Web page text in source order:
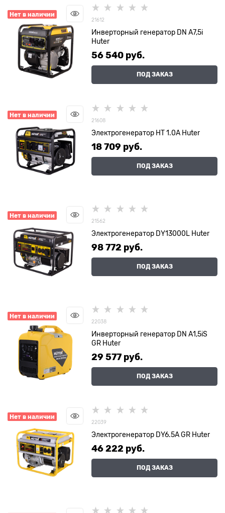
Нет в наличии
21612
Инверторный генератор DN А7,5i
Huter
56 540 руб.
ПОД ЗАКАЗ
Нет в наличии
21608
Электрогенератор HT 1.0А Huter
18 709 руб.
ПОД ЗАКАЗ
Нет в наличии
21562
Электрогенератор DY13000L Huter
98 772 руб.
ПОД ЗАКАЗ
Нет в наличии
22038
Инверторный генератор DN А1,5iS
GR Huter
29 577 руб.
ПОД ЗАКАЗ
Нет в наличии
22039
Электрогенератор DY6.5A GR Huter
46 222 руб.
ПОД ЗАКАЗ